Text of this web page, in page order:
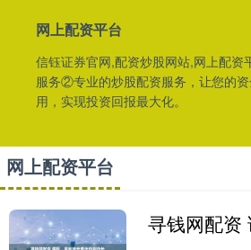
网上配资平台
信钰证券官网,配资炒股网站,网上配资
服务②专业的炒股配资服务，让您的
用，实现投资回报最大化。
网上配资平台